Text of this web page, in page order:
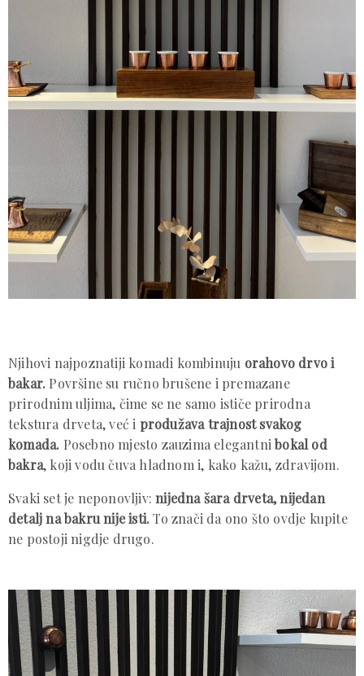
Njihovi najpoznatiji komadi kombinuju orahovo drvo i
bakar. Površine su ručno brušene i premazane
prirodnim uljima, čime se ne samo ističe prirodna
tekstura drveta, već i produžava trajnost svakog
komada. Posebno mjesto zauzima elegantnibokal od
bakra, koji vodu čuva hladnom i, kako kažu, zdravijom.
Svaki set je neponovljiv:nijedna šara drveta, nijedan
detalj na bakru nije isti.To znači da ono što ovdje kupite
ne postoji nigdje drugo.